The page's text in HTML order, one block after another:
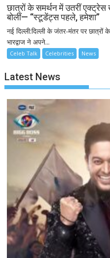
छात्रों के समर्थन में उतरीं एक्ट्रेस
बोलीं— “स्टूडेंट्स पहले, हमेशा”
नई दिल्ली:दिल्ली के जंतर-मंतर पर छात्रों
भारद्वाज ने अपने...
Celeb Talk Celebrities News
Latest News